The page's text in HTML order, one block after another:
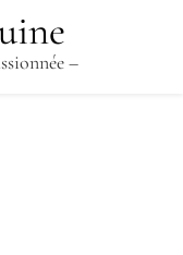
–